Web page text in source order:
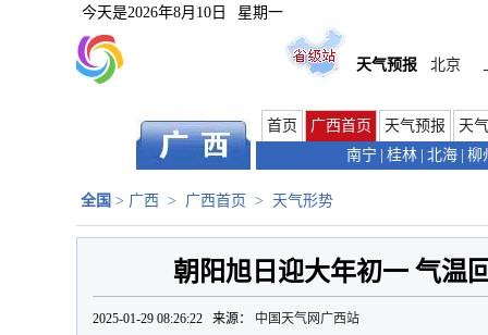
今天是2026年8月10日 星期一
天气预报 北京
首页 广西首页 天气预报
天
南宁
桂林 北海 柳
全国 > 广西 > 广西首页 > 天气形势
朝阳旭日迎大年初一 气温
2025-01-29 08:26:22 来源： 中国天气网广西站